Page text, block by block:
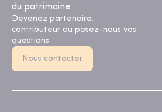
du patrimoine
Devenez partenaire,
contributeur ou posez-nous vos
questions
Nous contacter